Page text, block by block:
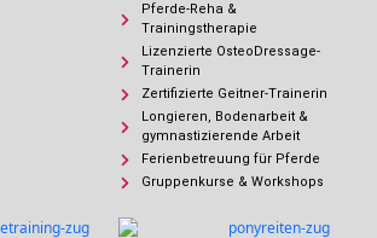
Pferde-Reha &
Trainingstherapie
Lizenzierte OsteoDressage-
Trainerin
Zertifizierte Geitner-Trainerin
Longieren, Bodenarbeit &
gymnastizierende Arbeit
Ferienbetreuung für Pferde
Gruppenkurse & Workshops